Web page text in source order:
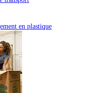
en plastique